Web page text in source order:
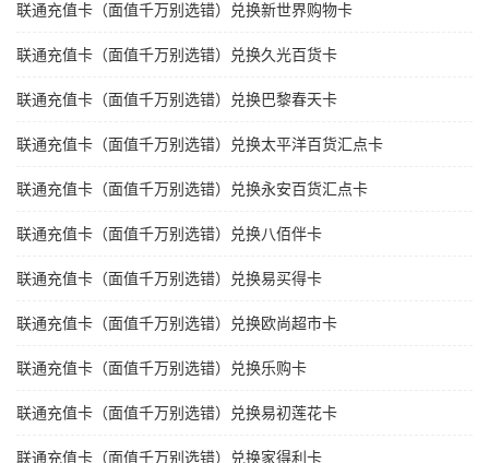
联通充值卡（面值千万别选错）兑换新世界购物卡
联通充值卡（面值千万别选错）兑换久光百货卡
联通充值卡（面值千万别选错）兑换巴黎春天卡
联通充值卡（面值千万别选错）兑换太平洋百货汇点卡
联通充值卡（面值千万别选错）兑换永安百货汇点卡
联通充值卡（面值千万别选错）兑换八佰伴卡
联通充值卡（面值千万别选错）兑换易买得卡
联通充值卡（面值千万别选错）兑换欧尚超市卡
联通充值卡（面值千万别选错）兑换乐购卡
联通充值卡（面值千万别选错）兑换易初莲花卡
联通充值卡（面值千万别选错）兑换家得利卡